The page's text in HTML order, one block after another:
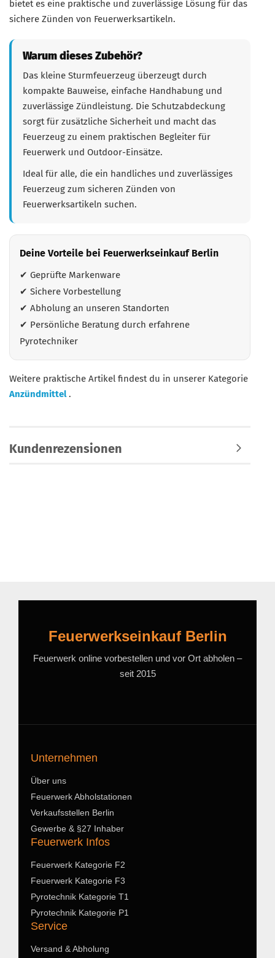
bietet es eine praktische und zuverlässige Lösung für das
sichere Zünden von Feuerwerksartikeln.
Warum dieses Zubehör?
Das kleine Sturmfeuerzeug überzeugt durch
kompakte Bauweise, einfache Handhabung und
zuverlässige Zündleistung. Die Schutzabdeckung
sorgt für zusätzliche Sicherheit und macht das
Feuerzeug zu einem praktischen Begleiter für
Feuerwerk und Outdoor-Einsätze.
Ideal für alle, die ein handliches und zuverlässiges
Feuerzeug zum sicheren Zünden von
Feuerwerksartikeln suchen.
Deine Vorteile bei Feuerwerkseinkauf Berlin
✔ Geprüfte Markenware
✔ Sichere Vorbestellung
✔ Abholung an unseren Standorten
✔ Persönliche Beratung durch erfahrene
Pyrotechniker
Weitere praktische Artikel findest du in unserer Kategorie
Anzündmittel.
Kundenrezensionen
Feuerwerkseinkauf Berlin
Feuerwerk online vorbestellen und vor Ort abholen –
seit 2015
Unternehmen
Über uns
Feuerwerk Abholstationen
Verkaufsstellen Berlin
Gewerbe & §27 Inhaber
Feuerwerk Infos
Feuerwerk Kategorie F2
Feuerwerk Kategorie F3
Pyrotechnik Kategorie T1
Pyrotechnik Kategorie P1
Service
Versand & Abholung